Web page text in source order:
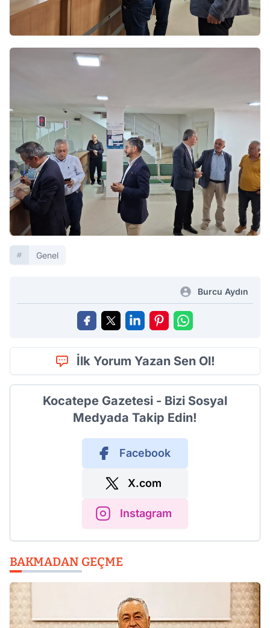
Genel
Burcu Aydın
İlk Yorum Yazan Sen Ol!
Kocatepe Gazetesi - Bizi Sosyal
Medyada Takip Edin!
Facebook
X.com
Instagram
BAKMADAN GEÇME